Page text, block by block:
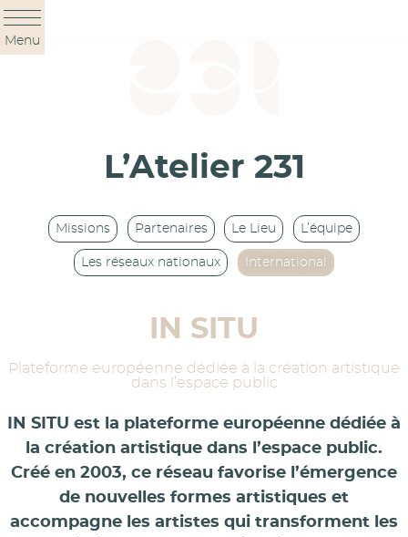
Panneau de gestion des cookies
Menu
L’Atelier 231
Missions Partenaires Le Lieu L’équipe
Les réseaux nationaux International
IN SITU
Plateforme européenne dédiée à la création artistique
dans l’espace public
IN SITU est la plateforme européenne dédiée à
la création artistique dans l’espace public.
Créé en 2003, ce réseau favorise l’émergence
de nouvelles formes artistiques et
accompagne les artistes qui transforment les